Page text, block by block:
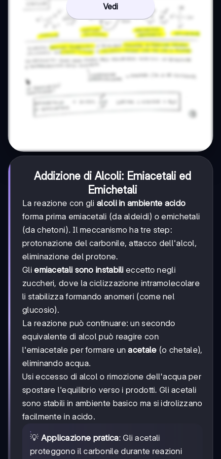
Vedi
Addizione di Alcoli: Emiacetali ed
Emichetali
La reazione con gli alcoli in ambiente acido
forma prima emiacetali (da aldeidi) o emichetali
(da chetoni). Il meccanismo ha tre step:
protonazione del carbonile, attacco dell'alcol,
eliminazione del protone.
Gliemiacetali sono instabili eccetto negli
zuccheri, dove la ciclizzazione intramolecolare
li stabilizza formando anomeri (come nel
glucosio).
La reazione può continuare: un secondo
equivalente di alcol può reagire con
l'emiacetale per formare unacetale (o chetale),
eliminando acqua.
Usi eccesso di alcol o rimozione dell'acqua per
spostare l'equilibrio verso i prodotti. Gli acetali
sono stabili in ambiente basico ma si idrolizzano
facilmente in acido.
💡 Applicazione pratica: Gli acetali
proteggono il carbonile durante reazioni